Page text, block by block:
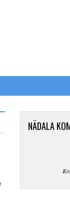
NÄDALA